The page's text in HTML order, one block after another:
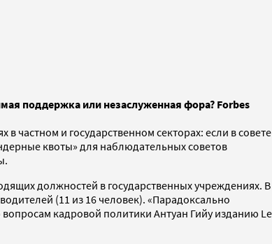
поддержка или незаслуженная фора? Forbes
частном и государственном секторах: если в совете
квоты» для наблюдательных советов
должностей в государственных учреждениях. В
(11 из 16 человек). «Парадоксально
кадровой политики Антуан Гийу изданию Le